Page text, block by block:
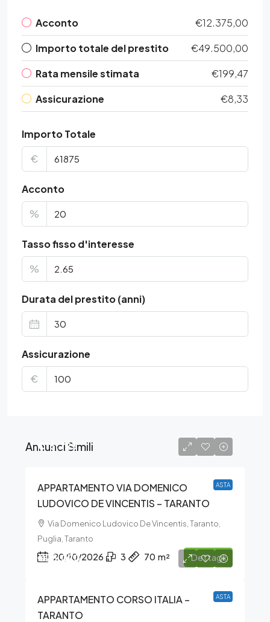
Acconto
€12.375,00
Importo totale del prestito
€49.500,00
Rata mensile stimata
€199,47
Assicurazione
€8,33
Importo Totale
€
Acconto
%
Tasso fisso d'interesse
%
Durata del prestito (anni)
Assicurazione
€
Annunci Simili
ASTA
€16.725
APPARTAMENTO VIA DOMENICO
LUDOVICO DE VINCENTIS – TARANTO
Via Domenico Ludovico De Vincentis, Taranto,
Puglia, Taranto
20/10/2026 3 70 m² Dettagli
ASTA
€26.070
APPARTAMENTO CORSO ITALIA –
TARANTO